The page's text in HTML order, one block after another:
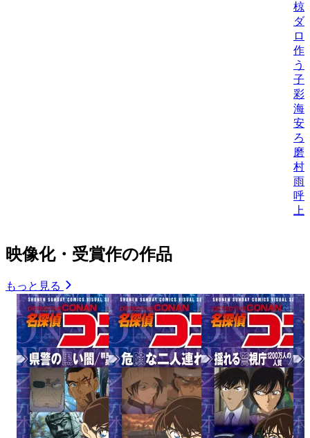
椋
ダ
ロ
作
う
子/
彩
海
安
ろ
磨
村
雨
呼
映像化・受賞作の作品
もっと見る